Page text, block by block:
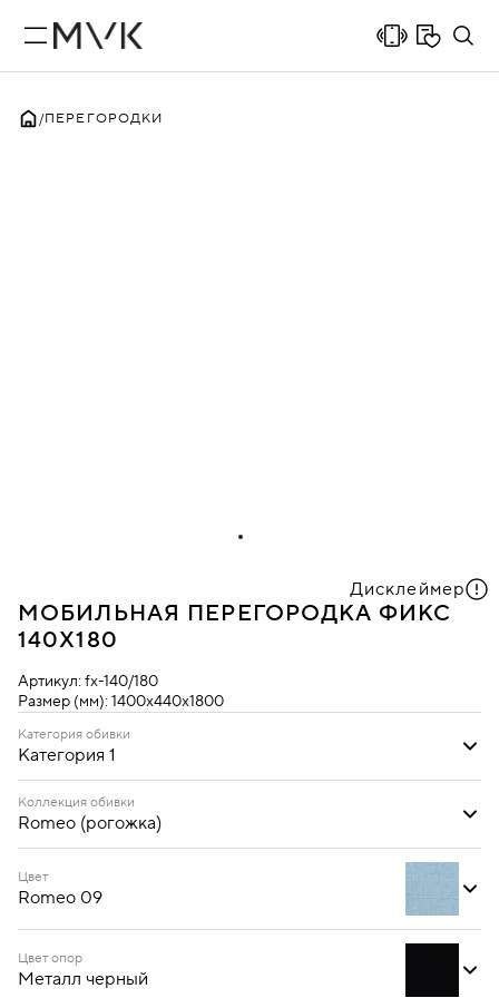
ПЕРЕГОРОДКИ
Дисклеймер
МОБИЛЬНАЯ ПЕРЕГОРОДКА ФИКС
140Х180
Артикул: fx-140/180
Размер (мм): 1400х440х1800
Категория обивки
Категория 1
Коллекция обивки
Romeo (рогожка)
Цвет
Romeo 09
Цвет опор
Металл черный